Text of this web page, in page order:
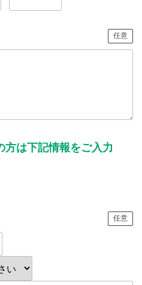
任意
方は下記情報をご入力
任意